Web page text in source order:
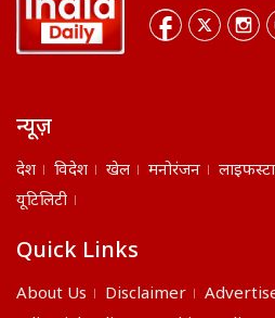
न्यूज़
देश विदेश खेल मनोरंजन
यूटिलिटी
Quick Links
About Us Disclaimer